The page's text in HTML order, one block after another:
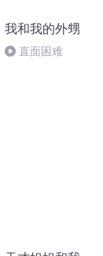
我和我的外甥
直面困难